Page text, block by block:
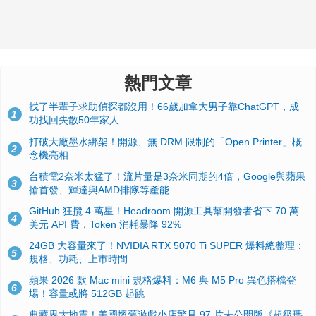
熱門文章
1
找了半輩子求助偵探都沒用！66歲加拿大男子靠ChatGPT，成
功找回失散50年家人
2
打破大廠墨水綁架！開源、無 DRM 限制的「Open Printer」概
念機亮相
3
台積電2奈米太猛了！流片量是3奈米同期的4倍，Google與蘋果
搶首發、輝達與AMD排隊等產能
4
GitHub 狂攬 4 萬星！Headroom 開源工具幫開發者省下 70 萬
美元 API 費，Token 消耗暴降 92%
5
24GB 大容量來了！NVIDIA RTX 5070 Ti SUPER 爆料總整理：
規格、功耗、上市時間
6
蘋果 2026 款 Mac mini 規格爆料：M6 與 M5 Pro 異色搭檔登
場！容量或將 512GB 起跳